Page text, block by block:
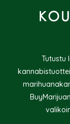
Tutustu